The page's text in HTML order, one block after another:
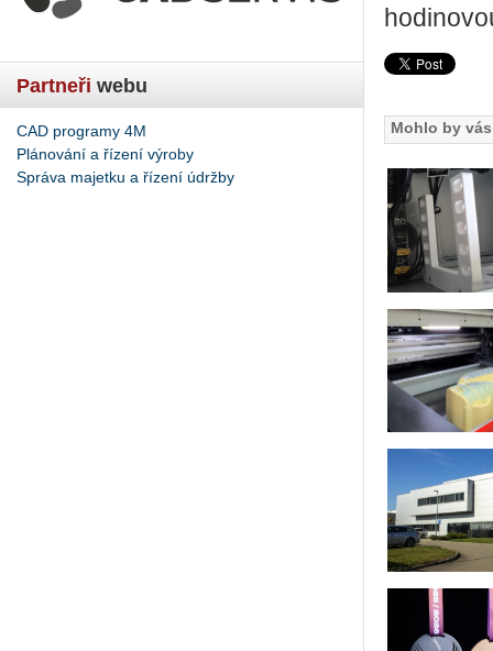
Partneři webu
CAD programy 4M
Plánování a řízení výroby
Správa majetku a řízení údržby
Mohlo by